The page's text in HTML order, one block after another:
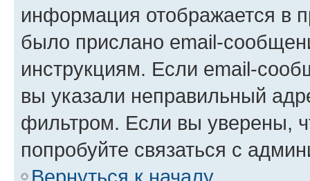
информация отображается в
было прислано email-
инструкциям. Если email-
вы указали неправильный
фильтром. Если вы уверены,
попробуйте связаться с
Вернуться к началу